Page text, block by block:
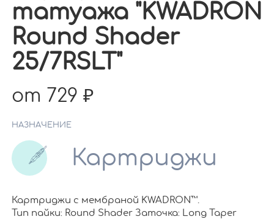
татуажа "KWADRON
Round Shader
25/7RSLT"
от 729
НАЗНАЧЕНИЕ
Картриджи
Картриджи с мембраной KWADRON™.
Тип пайки: Round Shader Заточка: Long Taper